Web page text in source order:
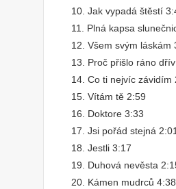
10. Jak vypadá štěstí
11. Plná kapsa
12. Všem svým láskám
13. Proč přišlo ráno
14. Co ti nejvíc závidím
15. Vítám tě 2:59
16. Doktore 3:33
17. Jsi pořád stejná 2:01
18. Jestli 3:17
19. Duhová nevěsta
20. Kámen mudrců 4:38